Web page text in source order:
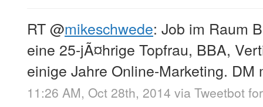
RT@mikeschwede: Job im Raum
eine 25-jÃ¤hrige Topfrau, BBA,
einige Jahre Online-Marketing. DM
11:26 AM, Oct 28th, 2014 via Tweetbot